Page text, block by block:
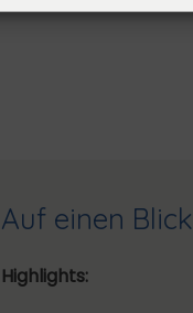
Auf einen Blick
Highlights: